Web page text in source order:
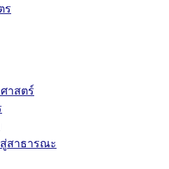
ร
าสตร์
สู่สาธารณะ